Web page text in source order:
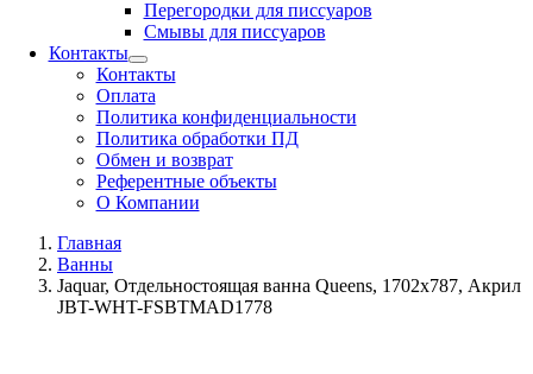
Перегородки для писсуаров
Смывы для писсуаров
Контакты
Контакты
Оплата
Политика конфиденциальности
Политика обработки ПД
Обмен и возврат
Референтные объекты
О Компании
Главная
Ванны
Jaquar, Отдельностоящая ванна Queens, 1702х787, Акрил
JBT-WHT-FSBTMAD1778